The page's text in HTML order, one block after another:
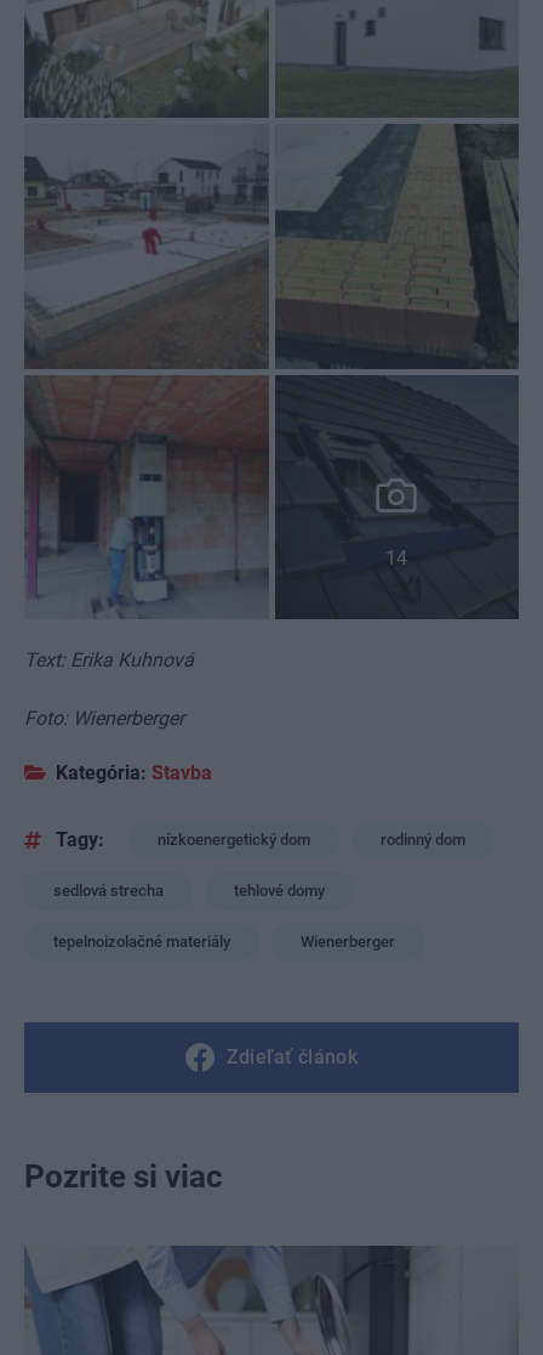
14
Text: Erika Kuhnová
Foto: Wienerberger
Kategória: Stavba
Tagy: nízkoenergetický dom rodinný dom
sedlová strecha tehlové domy
tepelnoizolačné materiály Wienerberger
Zdieľať článok
Pozrite si viac